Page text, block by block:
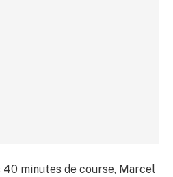
40 minutes de course, Marcel